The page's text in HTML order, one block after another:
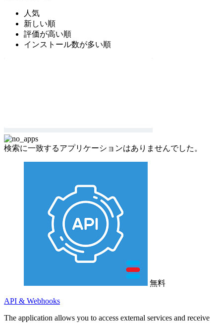
人気
新しい順
評価が高い順
インストール数が多い順
検索に一致するアプリケーションはありませんでした。
無料
API & Webhooks
The application allows you to access external services and receive